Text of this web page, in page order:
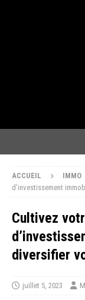
ACCUEIL IMMO
d’investissement
Cultivez
diversifier
juillet 5, 2023